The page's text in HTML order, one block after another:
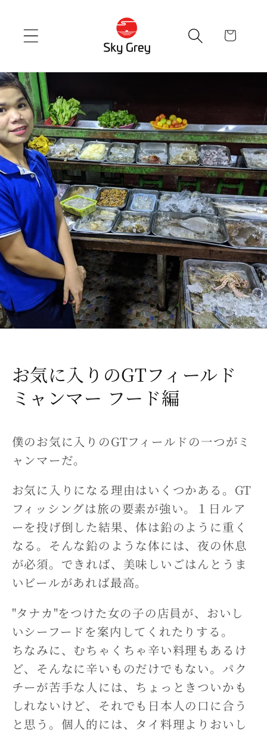
cart
お気に入りのGTフィールド
ミャンマー フード編
僕のお気に入りのGTフィールドの一つがミ
ャンマーだ。
お気に入りになる理由はいくつかある。GT
フィッシングは旅の要素が強い。１日ルア
ーを投げ倒した結果、体は鉛のように重く
なる。そんな鉛のような体には、夜の休息
が必須。できれば、美味しいごはんとうま
いビールがあれば最高。
"タナカ"をつけた女の子の店員が、おいし
いシーフードを案内してくれたりする。
ちなみに、むちゃくちゃ辛い料理もあるけ
ど、そんなに辛いものだけでもない。パク
チーが苦手な人には、ちょっときついかも
しれないけど、それでも日本人の口に合う
と思う。個人的には、タイ料理よりおいし